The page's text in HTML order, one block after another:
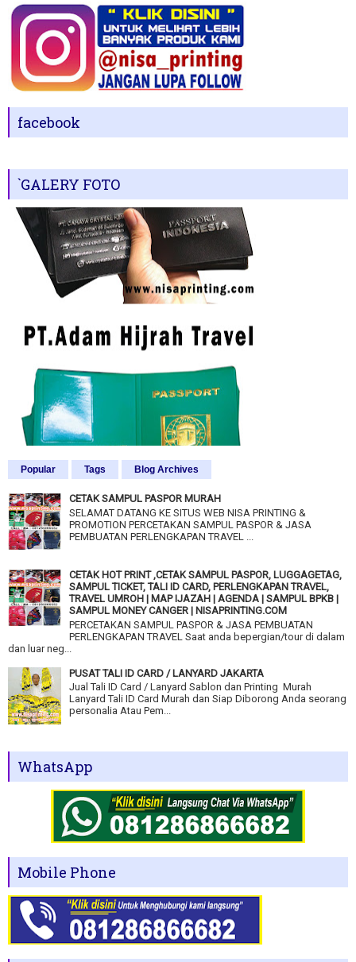
facebook
`GALERY FOTO
Popular Tags Blog Archives
CETAK SAMPUL PASPOR MURAH
SELAMAT DATANG KE SITUS WEB NISA PRINTING &
PROMOTION PERCETAKAN SAMPUL PASPOR & JASA
PEMBUATAN PERLENGKAPAN TRAVEL ...
CETAK HOT PRINT ,CETAK SAMPUL PASPOR, LUGGAGETAG,
SAMPUL TICKET, TALI ID CARD, PERLENGKAPAN TRAVEL,
TRAVEL UMROH | MAP IJAZAH | AGENDA | SAMPUL BPKB |
SAMPUL MONEY CANGER | NISAPRINTING.COM
PERCETAKAN SAMPUL PASPOR & JASA PEMBUATAN
PERLENGKAPAN TRAVEL Saat anda bepergian/tour di dalam
dan luar neg...
PUSAT TALI ID CARD / LANYARD JAKARTA
Jual Tali ID Card / Lanyard Sablon dan Printing Murah
Lanyard Tali ID Card Murah dan Siap Diborong Anda seorang
personalia Atau Pem...
WhatsApp
Mobile Phone